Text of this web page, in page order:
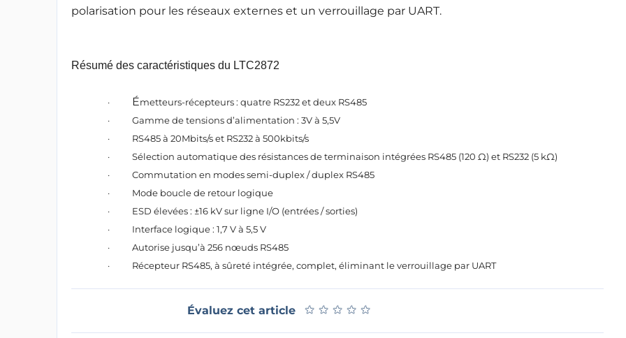
polarisation pour les réseaux externes et un verrouillage par UART.
Résumé des caractéristiques du LTC2872
·Émetteurs-récepteurs : quatre RS232 et deux RS485
·
Gamme de tensions d’alimentation : 3V à 5,5V
·
RS485 à 20Mbits/s et RS232 à 500kbits/s
·
Sélection automatique des résistances de terminaison intégrées RS485 (120 Ω) et RS232 (5 kΩ)
·
Commutation en modes semi-duplex / duplex RS485
·
Mode boucle de retour logique
·
ESD élevées : ±16 kV sur ligne I/O (entrées / sorties)
·
Interface logique : 1,7 V à 5,5 V
·
Autorise jusqu’à 256 nœuds RS485
·
Récepteur RS485, à sûreté intégrée, complet, éliminant le verrouillage par UART
Évaluez cet article ★ ★ ★ ★ ★
★ ★ ★ ★ ★